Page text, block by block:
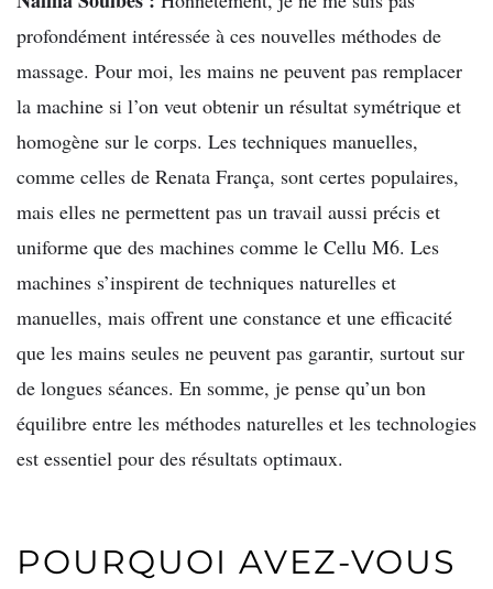
profondément intéressée à ces nouvelles méthodes de
massage. Pour moi, les mains ne peuvent pas remplacer
la machine si l’on veut obtenir un résultat symétrique et
homogène sur le corps. Les techniques manuelles,
comme celles de Renata França, sont certes populaires,
mais elles ne permettent pas un travail aussi précis et
uniforme que des machines comme le Cellu M6. Les
machines s’inspirent de techniques naturelles et
manuelles, mais offrent une constance et une efficacité
que les mains seules ne peuvent pas garantir, surtout sur
de longues séances. En somme, je pense qu’un bon
équilibre entre les méthodes naturelles et les technologies
est essentiel pour des résultats optimaux.
POURQUOI AVEZ-VOUS